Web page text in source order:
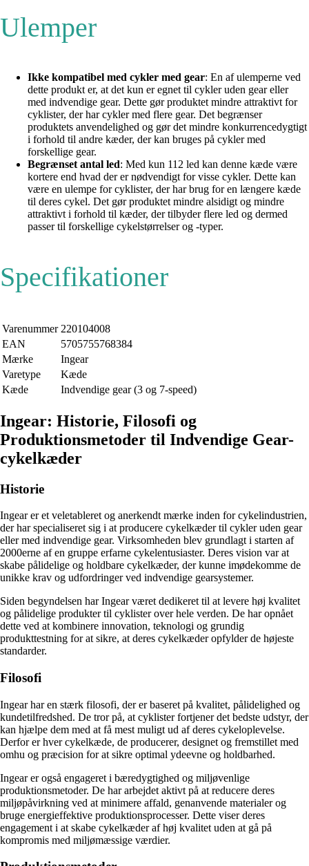
Ulemper
Ikke kompatibel med cykler med gear: En af ulemperne ved
dette produkt er, at det kun er egnet til cykler uden gear eller
med indvendige gear. Dette gør produktet mindre attraktivt for
cyklister, der har cykler med flere gear. Det begrænser
produktets anvendelighed og gør det mindre konkurrencedygtigt
i forhold til andre kæder, der kan bruges på cykler med
forskellige gear.
Begrænset antal led: Med kun 112 led kan denne kæde være
kortere end hvad der er nødvendigt for visse cykler. Dette kan
være en ulempe for cyklister, der har brug for en længere kæde
til deres cykel. Det gør produktet mindre alsidigt og mindre
attraktivt i forhold til kæder, der tilbyder flere led og dermed
passer til forskellige cykelstørrelser og -typer.
Specifikationer
Varenummer 220104008
EAN
5705755768384
Mærke
Ingear
Varetype
Kæde
Kæde
Indvendige gear (3 og 7-speed)
Ingear: Historie, Filosofi og
Produktionsmetoder til Indvendige Gear-
cykelkæder
Historie
Ingear er et veletableret og anerkendt mærke inden for cykelindustrien,
der har specialiseret sig i at producere cykelkæder til cykler uden gear
eller med indvendige gear. Virksomheden blev grundlagt i starten af ​​
2000erne af en gruppe erfarne cykelentusiaster. Deres vision var at
skabe pålidelige og holdbare cykelkæder, der kunne imødekomme de
unikke krav og udfordringer ved indvendige gearsystemer.
Siden begyndelsen har Ingear været dedikeret til at levere høj kvalitet
og pålidelige produkter til cyklister over hele verden. De har opnået
dette ved at kombinere innovation, teknologi og grundig
produkttestning for at sikre, at deres cykelkæder opfylder de højeste
standarder.
Filosofi
Ingear har en stærk filosofi, der er baseret på kvalitet, pålidelighed og
kundetilfredshed. De tror på, at cyklister fortjener det bedste udstyr, der
kan hjælpe dem med at få mest muligt ud af deres cykeloplevelse.
Derfor er hver cykelkæde, de producerer, designet og fremstillet med
omhu og præcision for at sikre optimal ydeevne og holdbarhed.
Ingear er også engageret i bæredygtighed og miljøvenlige
produktionsmetoder. De har arbejdet aktivt på at reducere deres
miljøpåvirkning ved at minimere affald, genanvende materialer og
bruge energieffektive produktionsprocesser. Dette viser deres
engagement i at skabe cykelkæder af høj kvalitet uden at gå på
kompromis med miljømæssige værdier.